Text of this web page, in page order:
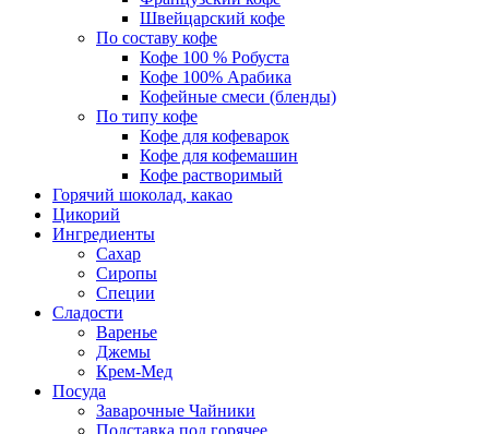
Швейцарский кофе
По составу кофе
Кофе 100 % Робуста
Кофе 100% Арабика
Кофейные смеси (бленды)
По типу кофе
Кофе для кофеварок
Кофе для кофемашин
Кофе растворимый
Горячий шоколад, какао
Цикорий
Ингредиенты
Сахар
Сиропы
Специи
Сладости
Варенье
Джемы
Крем-Мед
Посуда
Заварочные Чайники
Подставка под горячее